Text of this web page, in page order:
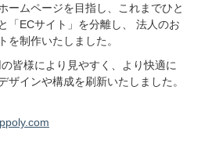
ームページを目指し、これまでひと
「ECサイト」を分離し、 法人のお
を制作いたしました。
皆様により見やすく、より快適に
ザインや構成を刷新いたしました。